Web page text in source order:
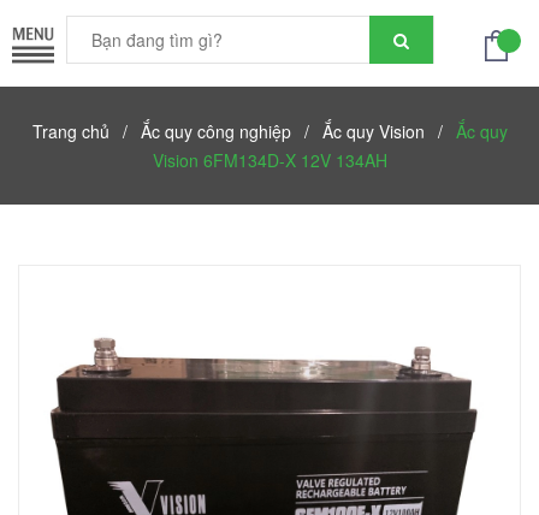
Trang chủ / Ắc quy công nghiệp / Ắc quy Vision / Ắc quy
Vision 6FM134D-X 12V 134AH